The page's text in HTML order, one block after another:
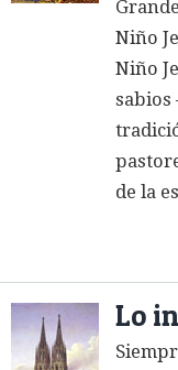
Niño
Niño
sabios
de la
Lo